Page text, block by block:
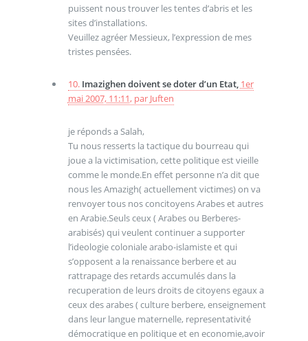
puissent nous trouver les tentes d’abris et les
sites d’installations.
Veuillez agréer Messieux, l’expression de mes
tristes pensées.
10. Imazighen doivent se doter d’un Etat, 1er
mai 2007, 11:11, par Juften
je réponds a Salah,
Tu nous resserts la tactique du bourreau qui
joue a la victimisation, cette politique est vieille
comme le monde.En effet personne n’a dit que
nous les Amazigh( actuellement victimes) on va
renvoyer tous nos concitoyens Arabes et autres
en Arabie.Seuls ceux ( Arabes ou Berberes-
arabisés) qui veulent continuer a supporter
l’ideologie coloniale arabo-islamiste et qui
s’opposent a la renaissance berbere et au
rattrapage des retards accumulés dans la
recuperation de leurs droits de citoyens egaux a
ceux des arabes ( culture berbere, enseignement
dans leur langue maternelle, representativité
démocratique en politique et en economie,avoir